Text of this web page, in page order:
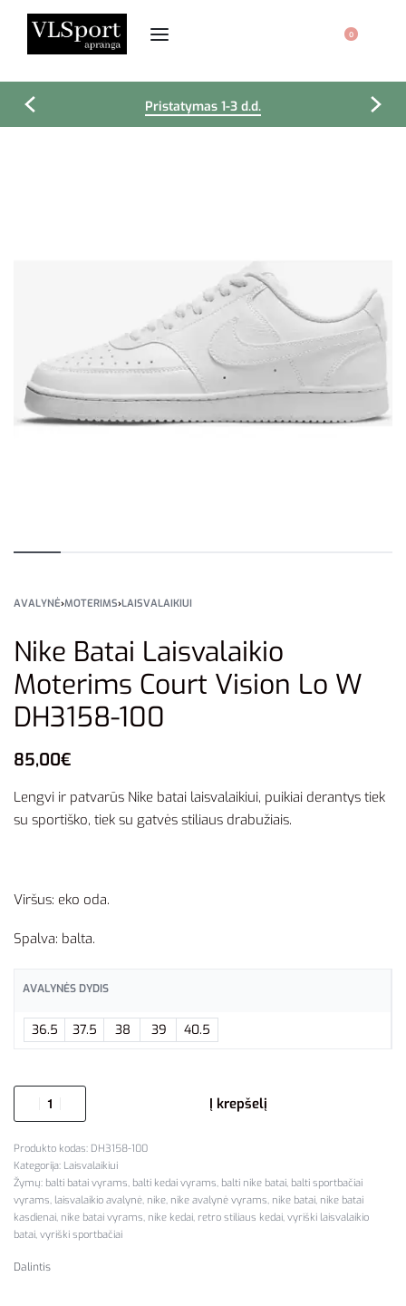
0
Pristatymas 1-3 d.d.
AVALYNĖ›MOTERIMS›LAISVALAIKIUI
Nike Batai Laisvalaikio
Moterims Court Vision Lo W
DH3158-100
85,00€
Lengvi ir patvarūs Nike batai laisvalaikiui, puikiai derantys tiek
su sportiško, tiek su gatvės stiliaus drabužiais.
Viršus: eko oda.
Spalva: balta.
AVALYNĖS DYDIS
36.5 37.5 38 39 40.5
Į krepšelį
DH3158-100
Kategorija: Laisvalaikiui
Žymų: balti batai vyrams, balti kedai vyrams, balti nike batai, balti sportbačiai
vyrams, laisvalaikio avalynė, nike, nike avalynė vyrams, nike batai, nike batai
kasdienai, nike batai vyrams, nike kedai, retro stiliaus kedai, vyriški laisvalaikio
batai, vyriški sportbačiai
Dalintis